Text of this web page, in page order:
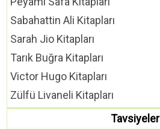
Sabahattin Ali Kitapları
Sarah Jio Kitapları
Tarık Buğra Kitapları
Victor Hugo Kitapları
Zülfü Livaneli Kitapları
Tavsiyeler